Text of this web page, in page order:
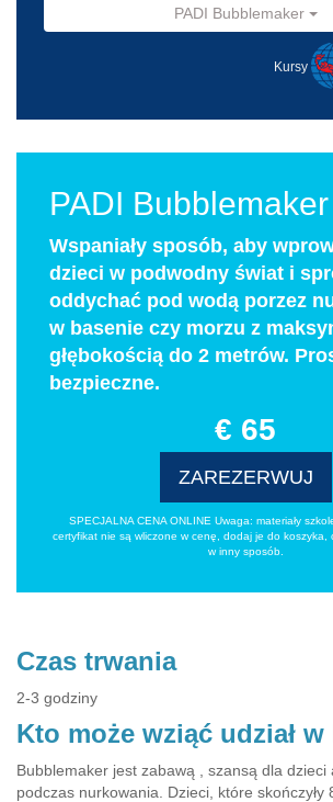
PADI Bubblemaker
Kursy
PADI Bubblemaker
Wspaniały sposób, aby
dzieci w podwodny świat i
oddychać pod wodą porzez
w basenie czy morzu z
głębokością do 2 metrów.
bezpieczne.
€ 65
ZAREZERWUJ
SPECJALNA CENA ONLINE Uwaga: materiały
certyfikat nie są wliczone w cenę, dodaj je do koszyka,
w inny sposób.
Czas trwania
2-3 godziny
Kto może wziąć udział
Bubblemaker jest zabawą , szansą dla dzieci
podczas nurkowania. Dzieci, które skończyły